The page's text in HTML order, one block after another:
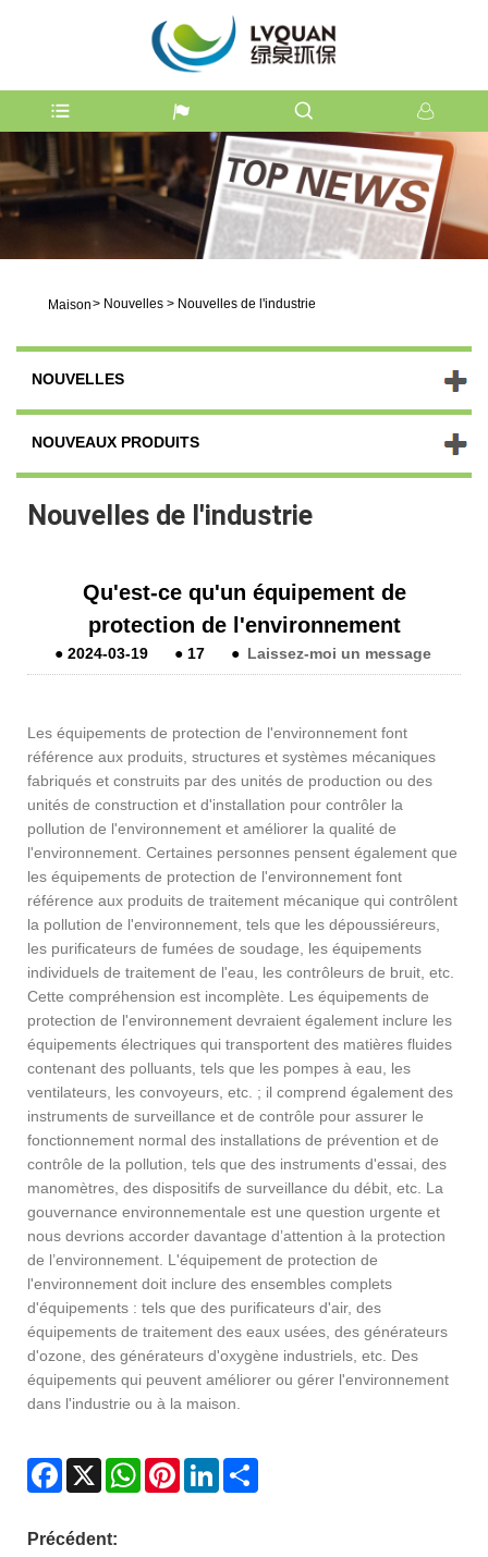
Maison> Nouvelles > Nouvelles de l'industrie
NOUVELLES
NOUVEAUX PRODUITS
Nouvelles de l'industrie
Qu'est-ce qu'un équipement de
protection de l'environnement
● 2024-03-19 ● 17 ● Laissez-moi un message
Les équipements de protection de l'environnement font
référence aux produits, structures et systèmes mécaniques
fabriqués et construits par des unités de production ou des
unités de construction et d'installation pour contrôler la
pollution de l'environnement et améliorer la qualité de
l'environnement. Certaines personnes pensent également que
les équipements de protection de l'environnement font
référence aux produits de traitement mécanique qui contrôlent
la pollution de l'environnement, tels que les dépoussiéreurs,
les purificateurs de fumées de soudage, les équipements
individuels de traitement de l'eau, les contrôleurs de bruit, etc.
Cette compréhension est incomplète. Les équipements de
protection de l'environnement devraient également inclure les
équipements électriques qui transportent des matières fluides
contenant des polluants, tels que les pompes à eau, les
ventilateurs, les convoyeurs, etc. ; il comprend également des
instruments de surveillance et de contrôle pour assurer le
fonctionnement normal des installations de prévention et de
contrôle de la pollution, tels que des instruments d'essai, des
manomètres, des dispositifs de surveillance du débit, etc. La
gouvernance environnementale est une question urgente et
nous devrions accorder davantage d’attention à la protection
de l’environnement. L'équipement de protection de
l'environnement doit inclure des ensembles complets
d'équipements : tels que des purificateurs d'air, des
équipements de traitement des eaux usées, des générateurs
d'ozone, des générateurs d'oxygène industriels, etc. Des
équipements qui peuvent améliorer ou gérer l'environnement
dans l'industrie ou à la maison.
Facebook
X WhatsAppPinterestLinkedIn
Précédent: